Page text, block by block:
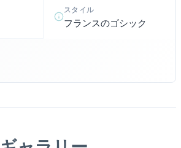
スタイル
フランスのゴシック